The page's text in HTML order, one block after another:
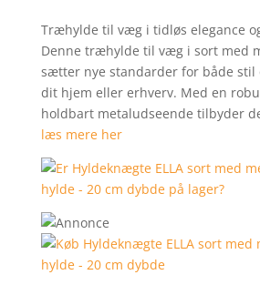
Træhylde til væg i tidløs elegance
Denne træhylde til væg i sort med
sætter nye standarder for både stil
dit hjem eller erhverv. Med en
holdbart metaludseende tilbyder
læs mere her